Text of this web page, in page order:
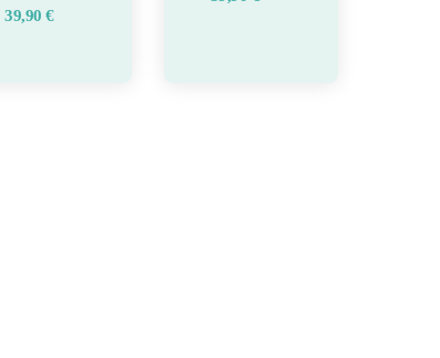
39,90€